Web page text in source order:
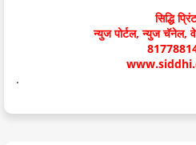
सिद्धि
न्युज पोर्टल, न्युज चॅनेल,
.